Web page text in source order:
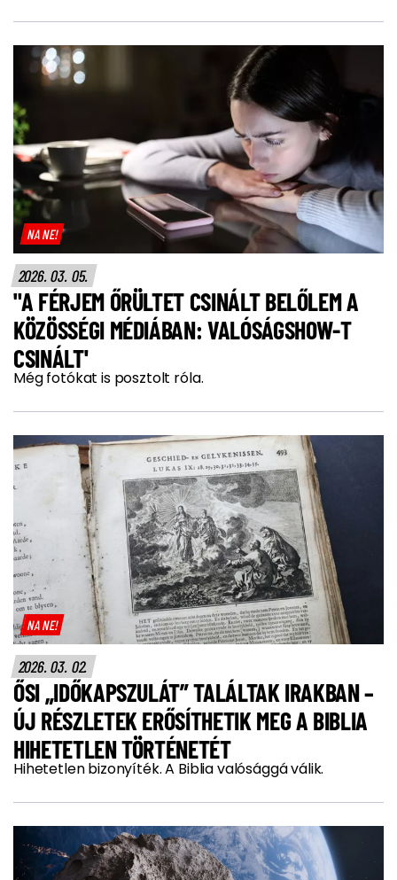
NA NE!
2026. 03. 05.
"A FÉRJEM ŐRÜLTET CSINÁLT BELŐLEM A
KÖZÖSSÉGI MÉDIÁBAN: VALÓSÁGSHOW-T
CSINÁLT'
Még fotókat is posztolt róla.
NA NE!
2026. 03. 02.
ŐSI „IDŐKAPSZULÁT” TALÁLTAK IRAKBAN –
ÚJ RÉSZLETEK ERŐSÍTHETIK MEG A BIBLIA
HIHETETLEN TÖRTÉNETÉT
Hihetetlen bizonyíték. A Biblia valósággá válik.